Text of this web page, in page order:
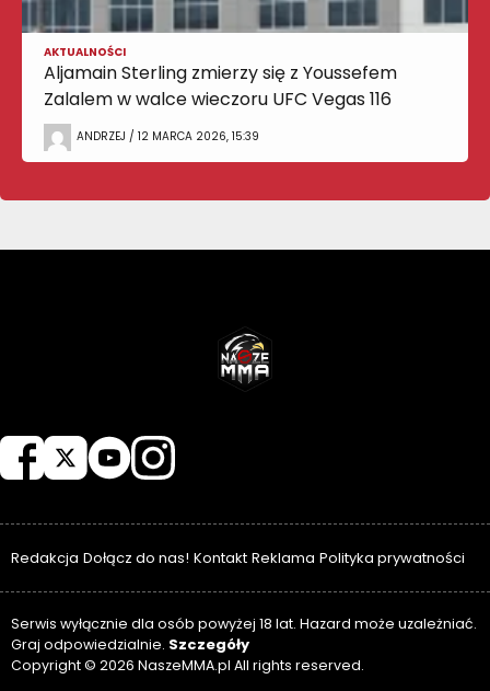
AKTUALNOŚCI
Aljamain Sterling zmierzy się z Youssefem
Zalalem w walce wieczoru UFC Vegas 116
ANDRZEJ / 12 MARCA 2026, 15:39
Redakcja Dołącz do nas! Kontakt Reklama Polityka prywatności
Serwis wyłącznie dla osób powyżej 18 lat. Hazard może uzależniać.
Graj odpowiedzialnie. Szczegóły
Copyright © 2026 NaszeMMA.pl All rights reserved.